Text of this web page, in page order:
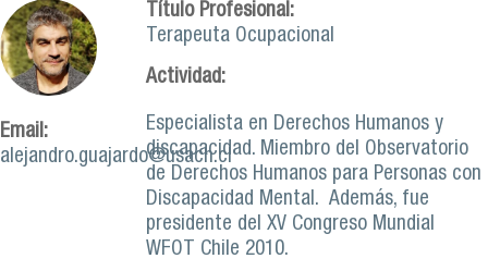
Email:
alejandro.guajardo@usach.cl
Título Profesional:
Terapeuta Ocupacional
Actividad:
Especialista en Derechos Humanos y
discapacidad. Miembro del Observatorio
de Derechos Humanos para Personas con
Discapacidad Mental. Además, fue
presidente del XV Congreso Mundial
WFOT Chile 2010.